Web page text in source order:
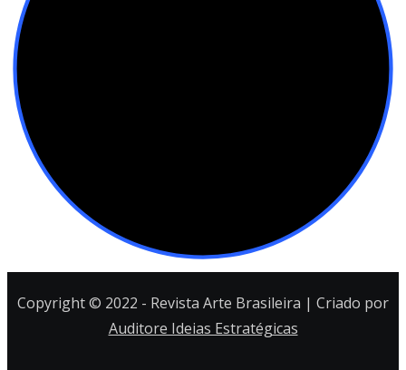
Copyright © 2022 - Revista Arte Brasileira | Criado por
Auditore Ideias Estratégicas